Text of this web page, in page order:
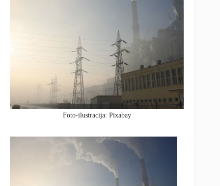
Foto-ilustracija: Pixabay